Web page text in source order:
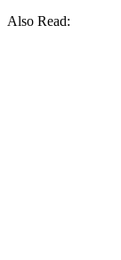
Also Read: